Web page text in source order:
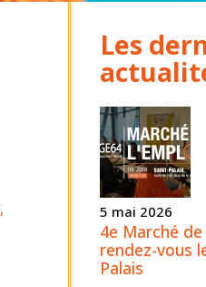
,
Les
5 mai 2026
4e Marché de
rendez-vous
Palais